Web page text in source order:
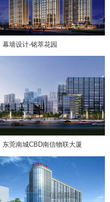
幕墙设计-铭萃花园
东莞南城CBD南信物联大厦